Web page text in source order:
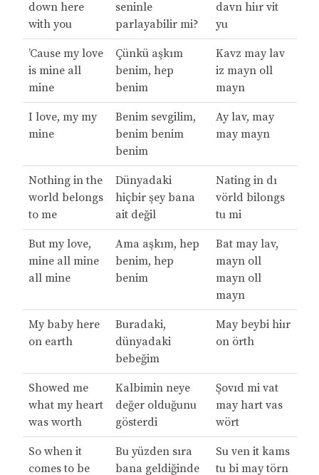
down here
with you
seninle
parlayabilir mi?
davn hiır vit
yu
’Cause my love
is mine all
mine
Çünkü aşkım
benim, hep
benim
Kavz may lav
iz mayn oll
mayn
I love, my my
mine
Benim sevgilim,
benim benim
benim
Ay lav, may
may mayn
Nothing in the
world belongs
to me
Dünyadaki
hiçbir şey bana
ait değil
Nating in dı
vörld bilongs
tu mi
But my love,
mine all mine
all mine
Ama aşkım, hep
benim, hep
benim
Bat may lav,
mayn oll
mayn oll
mayn
My baby here
on earth
Buradaki,
dünyadaki
bebeğim
May beybi hiır
on örth
Showed me
what my heart
was worth
Kalbimin neye
değer olduğunu
gösterdi
Şovıd mi vat
may hart vas
wört
So when it
comes to be
Bu yüzden sıra
bana geldiğinde
Su ven it kams
tu bi may törn